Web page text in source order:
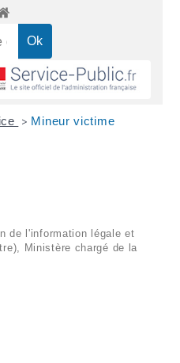
> Mineur victime
de l'information légale et
Ministère chargé de la